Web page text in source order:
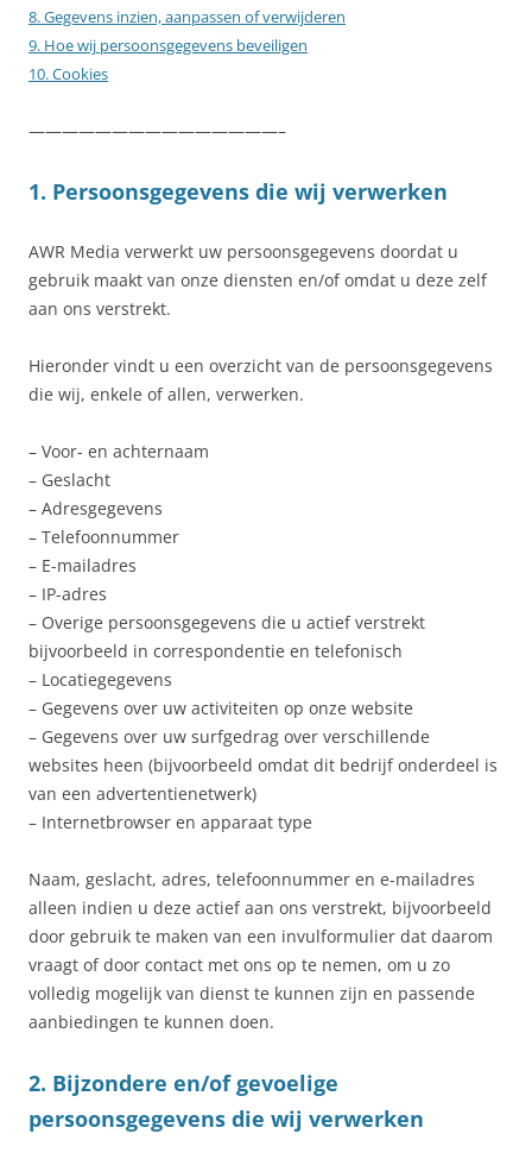
8. Gegevens inzien, aanpassen of verwijderen
9. Hoe wij persoonsgegevens beveiligen
10. Cookies
———————————————–
1. Persoonsgegevens die wij verwerken
AWR Media verwerkt uw persoonsgegevens doordat u
gebruik maakt van onze diensten en/of omdat u deze zelf
aan ons verstrekt.
Hieronder vindt u een overzicht van de persoonsgegevens
die wij, enkele of allen, verwerken.
– Voor- en achternaam
– Geslacht
– Adresgegevens
– Telefoonnummer
– E-mailadres
– IP-adres
– Overige persoonsgegevens die u actief verstrekt
bijvoorbeeld in correspondentie en telefonisch
– Locatiegegevens
– Gegevens over uw activiteiten op onze website
– Gegevens over uw surfgedrag over verschillende
websites heen (bijvoorbeeld omdat dit bedrijf onderdeel is
van een advertentienetwerk)
– Internetbrowser en apparaat type
Naam, geslacht, adres, telefoonnummer en e-mailadres
alleen indien u deze actief aan ons verstrekt, bijvoorbeeld
door gebruik te maken van een invulformulier dat daarom
vraagt of door contact met ons op te nemen, om u zo
volledig mogelijk van dienst te kunnen zijn en passende
aanbiedingen te kunnen doen.
2. Bijzondere en/of gevoelige
persoonsgegevens die wij verwerken